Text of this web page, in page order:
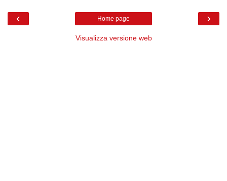
‹ ›
Home page
Visualizza versione web